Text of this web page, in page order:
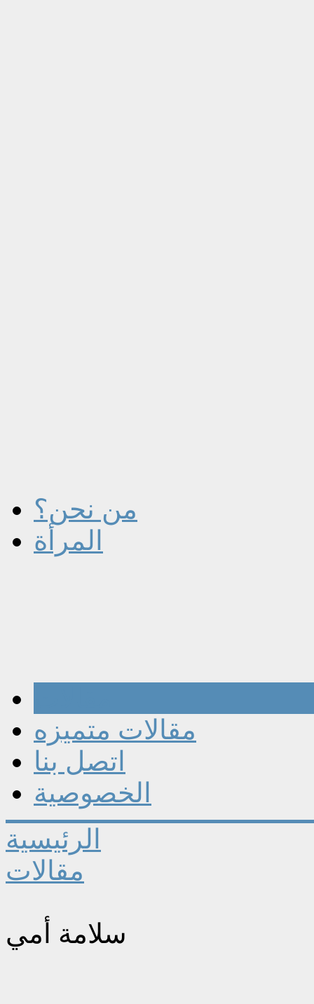
من نحن؟
المرأة
مقالات متميزه
اتصل بنا
الخصوصية
الرئيسية
مقالات
سلامة أمي